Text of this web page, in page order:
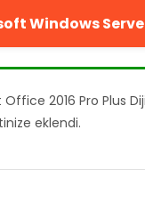
YAP
şifrenizi girin.2016 Pro Plus
eklendi.